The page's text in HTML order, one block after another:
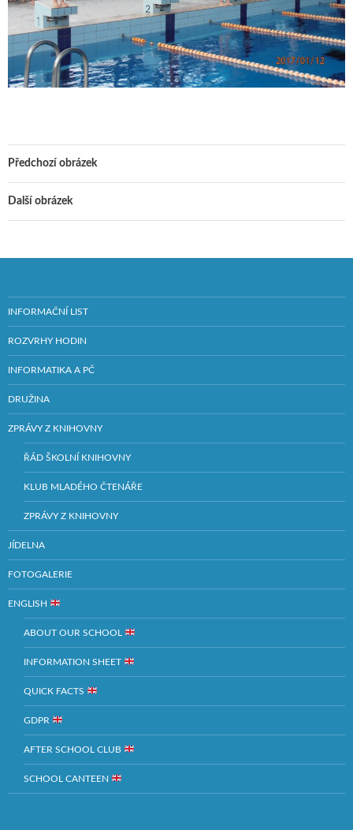
Předchozí obrázek
Další obrázek
INFORMAČNÍ LIST
ROZVRHY HODIN
INFORMATIKA A PČ
DRUŽINA
ZPRÁVY Z KNIHOVNY
ŘÁD ŠKOLNÍ KNIHOVNY
KLUB MLADÉHO ČTENÁŘE
ZPRÁVY Z KNIHOVNY
JÍDELNA
FOTOGALERIE
ENGLISH
ABOUT OUR SCHOOL
INFORMATION SHEET
QUICK FACTS
GDPR
AFTER SCHOOL CLUB
SCHOOL CANTEEN